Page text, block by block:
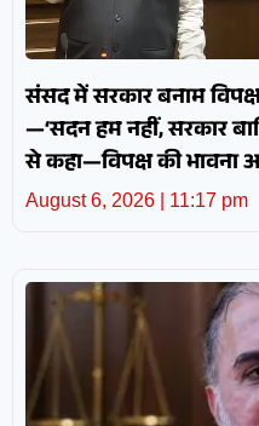
संसद में सरकार बनाम
—‘सदन हम नहीं, सरकार
से कहा—विपक्ष की भावना
August 6, 2026 11:17 pm